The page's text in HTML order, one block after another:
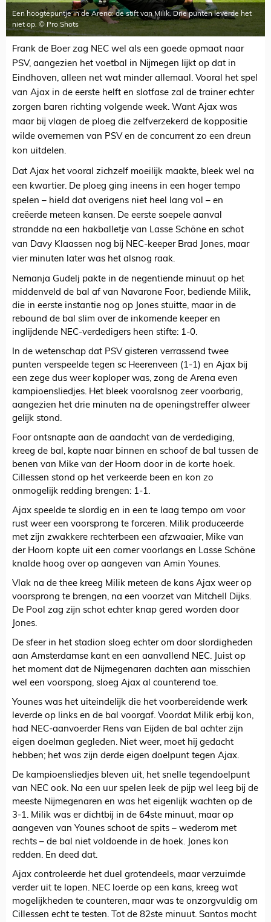
Een hoogtepuntje in de Arena: de stift van Milik. Drie punten leverde het
niet op. © Pro Shots
Frank de Boer zag NEC wel als een goede opmaat naar
PSV, aangezien het voetbal in Nijmegen lijkt op dat in
Eindhoven, alleen net wat minder allemaal. Vooral het spel
van Ajax in de eerste helft en slotfase zal de trainer echter
zorgen baren richting volgende week. Want Ajax was
maar bij vlagen de ploeg die zelfverzekerd de koppositie
wilde overnemen van PSV en de concurrent zo een dreun
kon uitdelen.
Dat Ajax het vooral zichzelf moeilijk maakte, bleek wel na
een kwartier. De ploeg ging ineens in een hoger tempo
spelen – hield dat overigens niet heel lang vol – en
creëerde meteen kansen. De eerste soepele aanval
strandde na een hakballetje van Lasse Schöne en schot
van Davy Klaassen nog bij NEC-keeper Brad Jones, maar
vier minuten later was het alsnog raak.
Nemanja Gudelj pakte in de negentiende minuut op het
middenveld de bal af van Navarone Foor, bediende Milik,
die in eerste instantie nog op Jones stuitte, maar in de
rebound de bal slim over de inkomende keeper en
inglijdende NEC-verdedigers heen stifte: 1-0.
In de wetenschap dat PSV gisteren verrassend twee
punten verspeelde tegen sc Heerenveen (1-1) en Ajax bij
een zege dus weer koploper was, zong de Arena even
kampioensliedjes. Het bleek vooralsnog zeer voorbarig,
aangezien het drie minuten na de openingstreffer alweer
gelijk stond.
Foor ontsnapte aan de aandacht van de verdediging,
kreeg de bal, kapte naar binnen en schoof de bal tussen de
benen van Mike van der Hoorn door in de korte hoek.
Cillessen stond op het verkeerde been en kon zo
onmogelijk redding brengen: 1-1.
Ajax speelde te slordig en in een te laag tempo om voor
rust weer een voorsprong te forceren. Milik produceerde
met zijn zwakkere rechterbeen een afzwaaier, Mike van
der Hoorn kopte uit een corner voorlangs en Lasse Schöne
knalde hoog over op aangeven van Amin Younes.
Vlak na de thee kreeg Milik meteen de kans Ajax weer op
voorsprong te brengen, na een voorzet van Mitchell Dijks.
De Pool zag zijn schot echter knap gered worden door
Jones.
De sfeer in het stadion sloeg echter om door slordigheden
aan Amsterdamse kant en een aanvallend NEC. Juist op
het moment dat de Nijmegenaren dachten aan misschien
wel een voorspong, sloeg Ajax al counterend toe.
Younes was het uiteindelijk die het voorbereidende werk
leverde op links en de bal voorgaf. Voordat Milik erbij kon,
had NEC-aanvoerder Rens van Eijden de bal achter zijn
eigen doelman gegleden. Niet weer, moet hij gedacht
hebben; het was zijn derde eigen doelpunt tegen Ajax.
De kampioensliedjes bleven uit, het snelle tegendoelpunt
van NEC ook. Na een uur spelen leek de pijp wel leeg bij de
meeste Nijmegenaren en was het eigenlijk wachten op de
3-1. Milik was er dichtbij in de 64ste minuut, maar op
aangeven van Younes schoot de spits – wederom met
rechts – de bal niet voldoende in de hoek. Jones kon
redden. En deed dat.
Ajax controleerde het duel grotendeels, maar verzuimde
verder uit te lopen. NEC loerde op een kans, kreeg wat
mogelijkheden te counteren, maar was te onzorgvuldig om
Cillessen echt te testen. Tot de 82ste minuut. Santos mocht